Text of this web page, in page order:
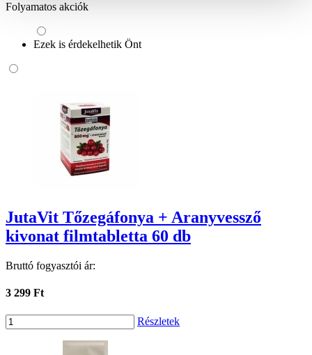
Folyamatos akciók
Ezek is érdekelhetik Önt
JutaVit Tőzegáfonya + Aranyvessző
kivonat filmtabletta 60 db
Bruttó fogyasztói ár:
3 299 Ft
Részletek